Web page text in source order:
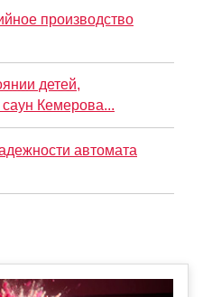
производство
детей,
Кемерова...
автомата